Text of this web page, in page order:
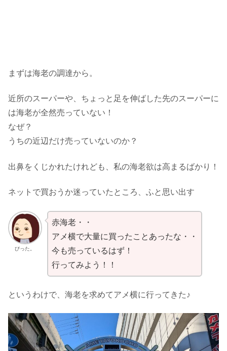
まずは海老の調達から。
近所のスーパーや、ちょっと足を伸ばした先のスーパーに
は海老が全然売っていない！
なぜ？
うちの近辺だけ売っていないのか？
出鼻をくじかれたけれども、私の海老欲は高まるばかり！
ネットで買おうか迷っていたところ、ふと思い出す
びった。
赤海老・・
アメ横で大量に買ったことあったな・・
今も売っているはず！
行ってみよう！！
というわけで、海老を求めてアメ横に行ってきた♪